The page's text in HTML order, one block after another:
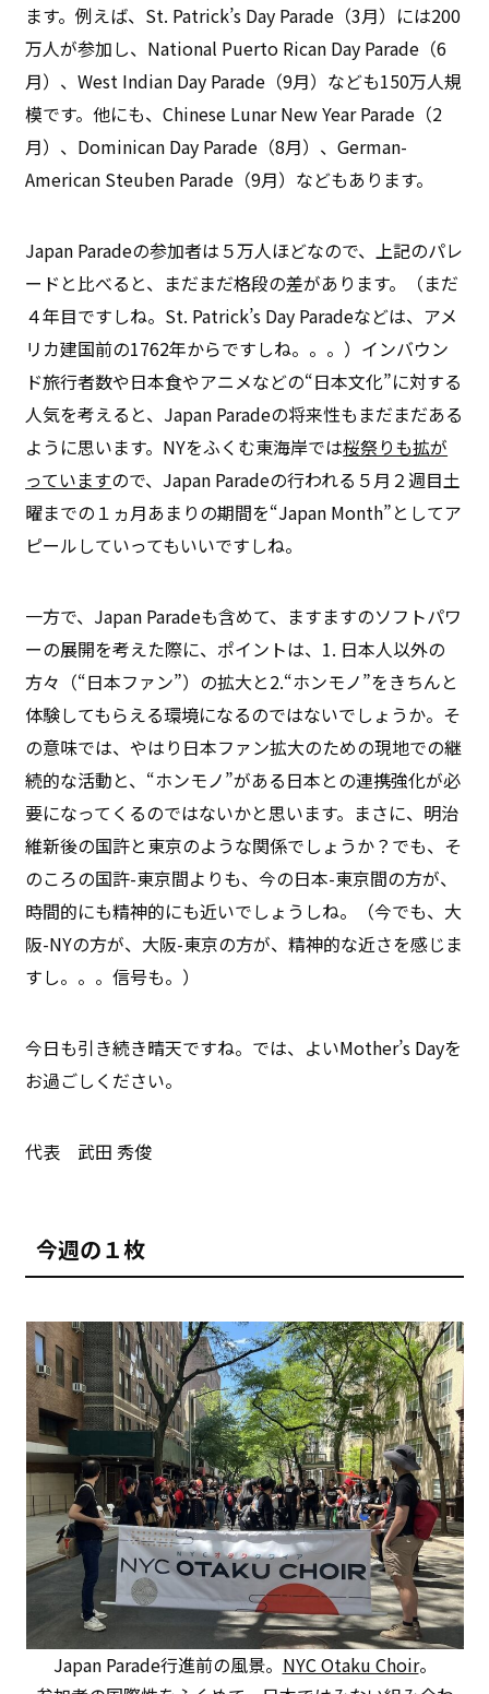
ます。例えば、St. Patrick’s Day Parade（3月）には200
万人が参加し、National Puerto Rican Day Parade（6
月）、West Indian Day Parade（9月）なども150万人規
模です。他にも、Chinese Lunar New Year Parade（2
月）、Dominican Day Parade（8月）、German-
American Steuben Parade（9月）などもあります。
Japan Paradeの参加者は５万人ほどなので、上記のパレ
ードと比べると、まだまだ格段の差があります。（まだ
４年目ですしね。St. Patrick’s Day Paradeなどは、アメ
リカ建国前の1762年からですしね。。。）インバウン
ド旅行者数や日本食やアニメなどの“日本文化”に対する
人気を考えると、Japan Paradeの将来性もまだまだある
ように思います。NYをふくむ東海岸では桜祭りも拡が
っていますので、Japan Paradeの行われる５月２週目土
曜までの１ヵ月あまりの期間を“Japan Month”としてア
ピールしていってもいいですしね。
一方で、Japan Paradeも含めて、ますますのソフトパワ
ーの展開を考えた際に、ポイントは、1. 日本人以外の
方々（“日本ファン”）の拡大と2.“ホンモノ”をきちんと
体験してもらえる環境になるのではないでしょうか。そ
の意味では、やはり日本ファン拡大のための現地での継
続的な活動と、“ホンモノ”がある日本との連携強化が必
要になってくるのではないかと思います。まさに、明治
維新後の国許と東京のような関係でしょうか？でも、そ
のころの国許-東京間よりも、今の日本-東京間の方が、
時間的にも精神的にも近いでしょうしね。（今でも、大
阪-NYの方が、大阪-東京の方が、精神的な近さを感じま
すし。。。信号も。）
今日も引き続き晴天ですね。では、よいMother’s Dayを
お過ごしください。
代表 武田 秀俊
今週の１枚
Japan Parade行進前の風景。 NYC Otaku Choir。